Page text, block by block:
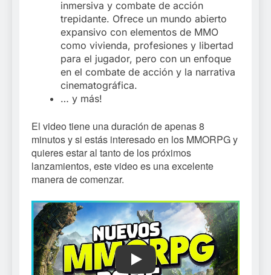
inmersiva y combate de acción
trepidante. Ofrece un mundo abierto
expansivo con elementos de MMO
como vivienda, profesiones y libertad
para el jugador, pero con un enfoque
en el combate de acción y la narrativa
cinematográfica.
… y más!
El video tiene una duración de apenas 8
minutos y si estás interesado en los MMORPG y
quieres estar al tanto de los próximos
lanzamientos, este video es una excelente
manera de comenzar.
Play